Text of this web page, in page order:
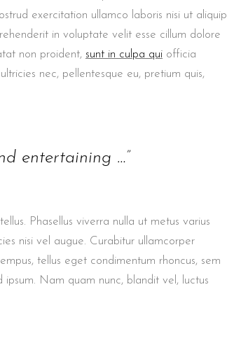
exercitation ullamco laboris nisi ut aliquip
in voluptate velit esse cillum dolore
non proident, sunt in culpa qui officia
nec, pellentesque eu, pretium quis,
entertaining …”
Phasellus viverra nulla ut metus varius
nisi vel augue. Curabitur ullamcorper
tellus eget condimentum rhoncus, sem
Nam quam nunc, blandit vel, luctus